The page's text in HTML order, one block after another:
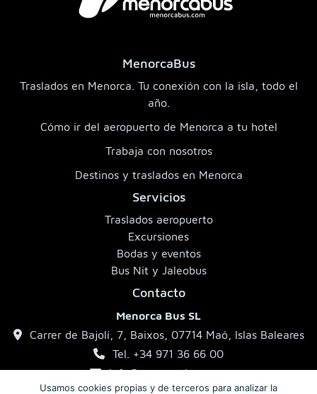
MenorcaBus
Traslados en Menorca. Tu conexión con la isla, todo el
año.
Cómo ir del aeropuerto de Menorca a tu hotel
Trabaja con nosotros
Destinos y traslados en Menorca
Servicios
Traslados aeropuerto
Excursiones
Bodas y eventos
Bus Nit y Jaleobus
Contacto
Menorca Bus SL
Carrer de Bajolí, 7, Baixos, 07714 Maó, Islas Baleares
Tel. +34 971 36 66 00
info@menorcabus.com
Usamos cookies propias y de terceros para analizar la